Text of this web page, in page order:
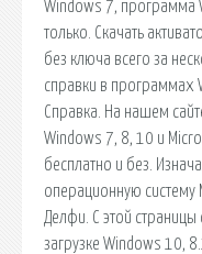
Windows 7, программа
только. Скачать
без ключа всего за
справки в программах
Справка. На нашем
Windows 7, 8, 10 и
бесплатно и без.
операционную
Делфи. С этой
загрузке Windows 10,